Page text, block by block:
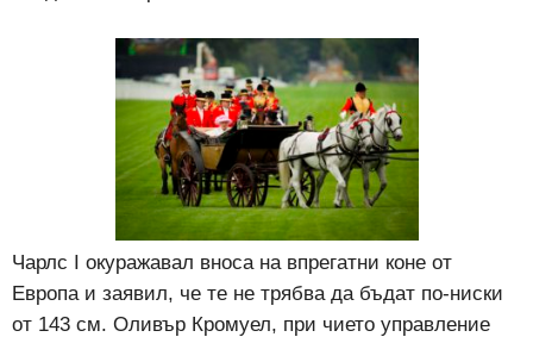
Чарлс І окуражавал вноса на впрегатни коне от
Европа и заявил, че те не трябва да бъдат по-ниски
от 143 см. Оливър Кромуел, при чието управление